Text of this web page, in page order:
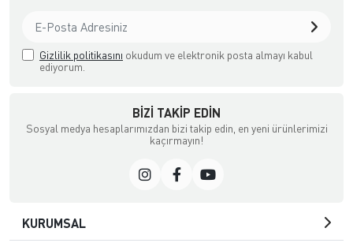
Gizlilik politikasını okudum ve elektronik posta almayı kabul
ediyorum.
BIZI TAKIP EDIN
Sosyal medya hesaplarımızdan bizi takip edin, en yeni ürünlerimizi
kaçırmayın!
KURUMSAL